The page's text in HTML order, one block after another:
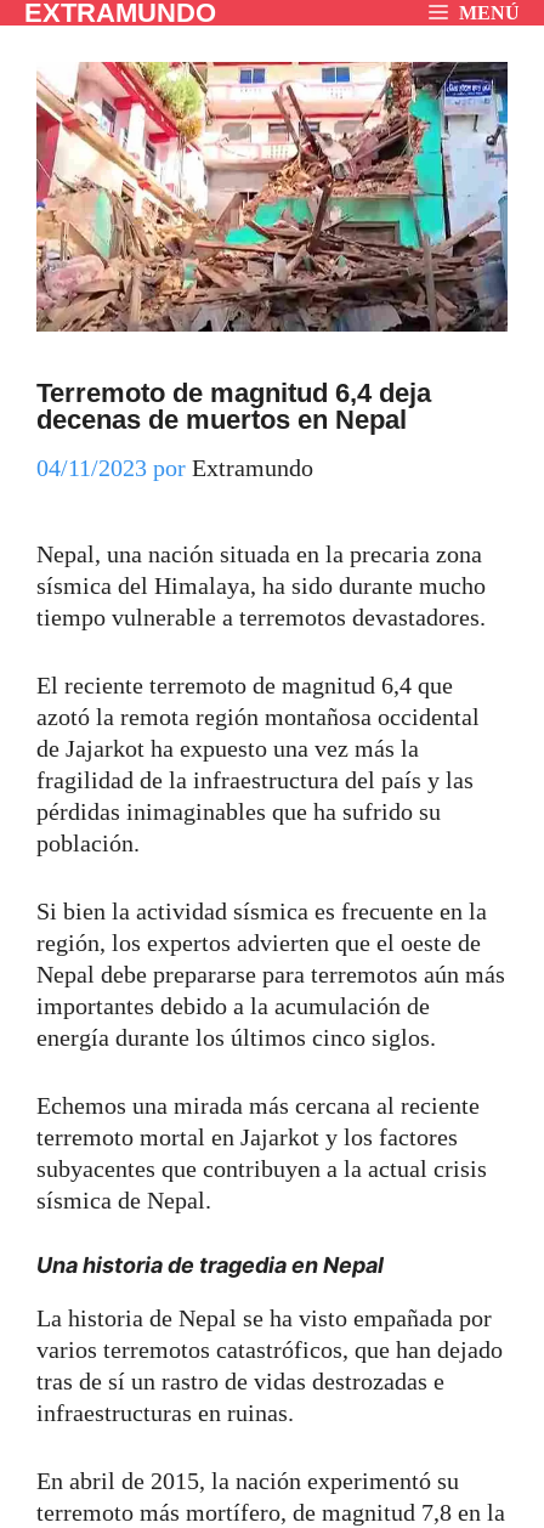
Saltar
contenido
EXTRAMUNDO MENÚ
Terremoto de magnitud 6,4 deja
decenas de muertos en Nepal
04/11/2023 por Extramundo
Nepal, una nación situada en la precaria zona
sísmica del Himalaya, ha sido durante mucho
tiempo vulnerable a terremotos devastadores.
El reciente terremoto de magnitud 6,4 que
azotó la remota región montañosa occidental
de Jajarkot ha expuesto una vez más la
fragilidad de la infraestructura del país y las
pérdidas inimaginables que ha sufrido su
población.
Si bien la actividad sísmica es frecuente en la
región, los expertos advierten que el oeste de
Nepal debe prepararse para terremotos aún más
importantes debido a la acumulación de
energía durante los últimos cinco siglos.
Echemos una mirada más cercana al reciente
terremoto mortal en Jajarkot y los factores
subyacentes que contribuyen a la actual crisis
sísmica de Nepal.
Una historia de tragedia en Nepal
La historia de Nepal se ha visto empañada por
varios terremotos catastróficos, que han dejado
tras de sí un rastro de vidas destrozadas e
infraestructuras en ruinas.
En abril de 2015, la nación experimentó su
terremoto más mortífero, de magnitud 7,8 en la